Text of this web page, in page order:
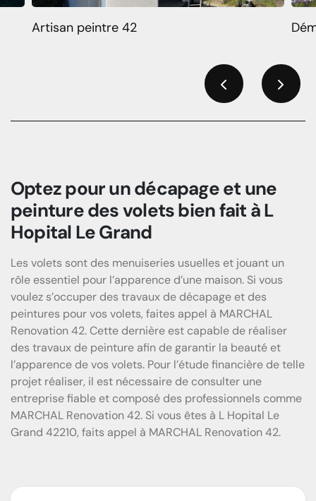
Artisan peintre 42
Optez pour un décapage et une
peinture des volets bien fait à L
Hopital Le Grand
Les volets sont des menuiseries usuelles et jouant un
rôle essentiel pour l’apparence d’une maison. Si vous
voulez s’occuper des travaux de décapage et des
peintures pour vos volets, faites appel à MARCHAL
Renovation 42. Cette dernière est capable de réaliser
des travaux de peinture afin de garantir la beauté et
l’apparence de vos volets. Pour l’étude financière de telle
projet réaliser, il est nécessaire de consulter une
entreprise fiable et composé des professionnels comme
MARCHAL Renovation 42. Si vous êtes à L Hopital Le
Grand 42210, faits appel à MARCHAL Renovation 42.